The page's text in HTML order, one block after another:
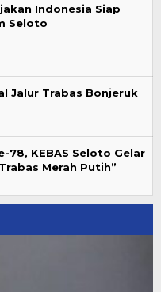
Indonesia Siap
Seloto
Jalur Trabas Bonjeruk
78, KEBAS Seloto Gelar
Merah Putih”